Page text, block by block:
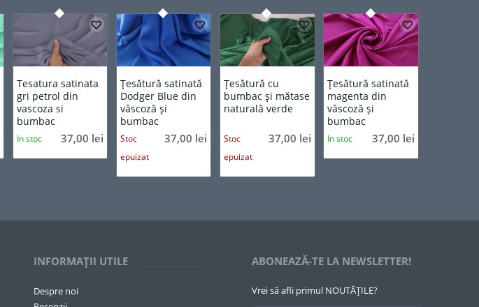
Tesatura satinata
gri petrol din
vascoza si
bumbac
37,00 lei
In stoc
Țesătură satinată
Dodger Blue din
vâscoză și
bumbac
37,00 lei
Stoc
epuizat
Țesătură cu
bumbac și mătase
naturală verde
37,00 lei
Stoc
epuizat
Țesătură satinată
magenta din
vâscoză și
bumbac
37,00 lei
In stoc
INFORMAȚII UTILE
Despre noi
ABONEAZĂ-TE LA NEWSLETTER!
Vrei să afli primul NOUTĂȚILE?